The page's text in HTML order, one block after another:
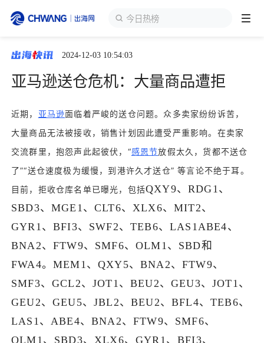
今日热榜
跨境展会
出海资讯
跨境报告
出海导航
出海交流群
了解出海网
2024-12-03 10:54:03
亚马逊送仓危机：大量商品遭拒
近期， 亚马逊面临着严峻的送仓问题。众多卖家纷纷诉苦，
大量商品无法被接收，销售计划因此遭受严重影响。在卖家
交流群里，抱怨声此起彼伏，“感恩节放假太久，货都不送仓
了”“送仓速度极为缓慢，到港许久才送仓” 等言论不绝于耳。
目前，拒收仓库名单已曝光，包括QXY9、RDG1、
SBD3、MGE1、CLT6、XLX6、MIT2、
GYR1、BFI3、SWF2、TEB6、LAS1ABE4、
BNA2、FTW9、SMF6、OLM1、SBD和
FWA4。MEM1、QXY5、BNA2、FTW9、
SMF3、GCL2、JOT1、BEU2、GEU3、JOT1、
GEU2、GEU5、JBL2、BEU2、BFL4、TEB6、
LAS1、ABE4、BNA2、FTW9、SMF6、
OLM1、SBD3、XLX6、GYR1、BFI3、